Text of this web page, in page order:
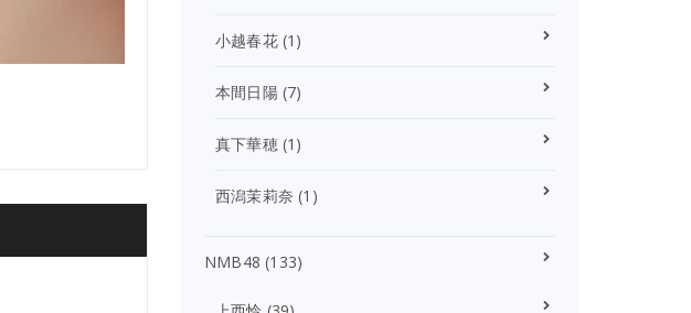
小越春花(1)
本間日陽(7)
真下華穂(1)
西潟茉莉奈 (1)
NMB48 (133)